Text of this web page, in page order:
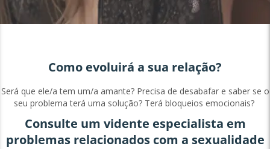
Como evoluirá a sua relação?
Será que ele/a tem um/a amante? Precisa de desabafar e saber se o
seu problema terá uma solução? Terá bloqueios emocionais?
Consulte um vidente especialista em
problemas relacionados com a sexualidade